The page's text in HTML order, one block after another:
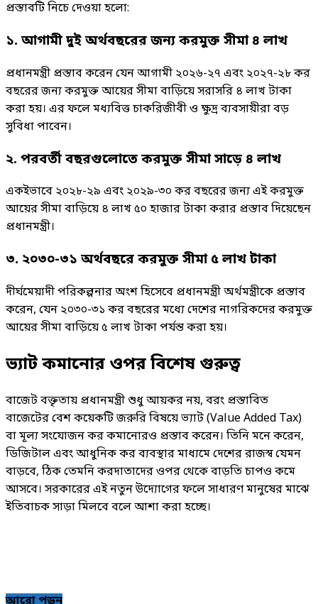
প্রস্তাবটি নিচে দেওয়া হলো:
১. আগামী দুই অর্থবছরের জন্য করমুক্ত সীমা ৪ লাখ
প্রধানমন্ত্রী প্রস্তাব করেন যেন আগামী ২০২৬-২৭ এবং ২০২৭-২৮ কর
বছরের জন্য করমুক্ত আয়ের সীমা বাড়িয়ে সরাসরি ৪ লাখ টাকা
করা হয়। এর ফলে মধ্যবিত্ত চাকরিজীবী ও ক্ষুদ্র ব্যবসায়ীরা বড়
সুবিধা পাবেন।
২. পরবর্তী বছরগুলোতে করমুক্ত সীমা সাড়ে ৪ লাখ
একইভাবে ২০২৮-২৯ এবং ২০২৯-৩০ কর বছরের জন্য এই করমুক্ত
আয়ের সীমা বাড়িয়ে ৪ লাখ ৫০ হাজার টাকা করার প্রস্তাব দিয়েছেন
প্রধানমন্ত্রী।
৩. ২০৩০-৩১ অর্থবছরে করমুক্ত সীমা ৫ লাখ টাকা
দীর্ঘমেয়াদী পরিকল্পনার অংশ হিসেবে প্রধানমন্ত্রী অর্থমন্ত্রীকে প্রস্তাব
করেন, যেন ২০৩০-৩১ কর বছরের মধ্যে দেশের নাগরিকদের করমুক্ত
আয়ের সীমা বাড়িয়ে ৫ লাখ টাকা পর্যন্ত করা হয়।
ভ্যাট কমানোর ওপর বিশেষ গুরুত্ব
বাজেট বক্তৃতায় প্রধানমন্ত্রী শুধু আয়কর নয়, বরং প্রস্তাবিত
বাজেটের বেশ কয়েকটি জরুরি বিষয়ে ভ্যাট (Value Added Tax)
বা মূল্য সংযোজন কর কমানোরও প্রস্তাব করেন। তিনি মনে করেন,
ডিজিটাল এবং আধুনিক কর ব্যবস্থার মাধ্যমে দেশের রাজস্ব যেমন
বাড়বে, ঠিক তেমনি করদাতাদের ওপর থেকে বাড়তি চাপও কমে
আসবে। সরকারের এই নতুন উদ্যোগের ফলে সাধারণ মানুষের মাঝে
ইতিবাচক সাড়া মিলবে বলে আশা করা হচ্ছে।
আরো পড়ুন